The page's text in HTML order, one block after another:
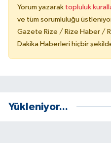
Yorum yazarak topluluk
ve tüm sorumluluğu
Gazete Rize / Rize Haber /
Dakika Haberleri hiçbir
Yükleniyor...